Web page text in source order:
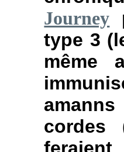
Journey
type 3
même
cordes